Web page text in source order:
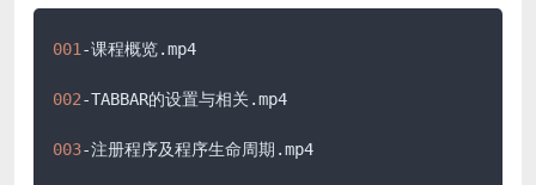
001-课程概览.mp4
002-TABBAR的设置与相关 .mp4
003-注册程序及程序生命周期 .mp4